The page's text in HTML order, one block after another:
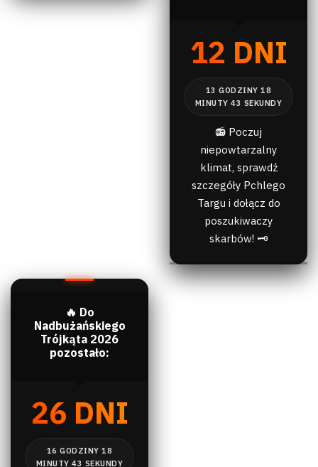
12 DNI
📻 Poczuj
niepowtarzalny
klimat, sprawdź
szczegóły Pchlego
Targu i dołącz do
poszukiwaczy
skarbów! 🗝️
🔥 Do
Nadbużańskiego
Trójkąta 2026
pozostało:
26 DNI